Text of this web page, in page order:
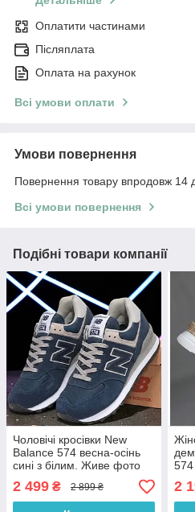
Оплатити частинами
Післяплата
Оплата на рахунок
Всі умови оплати
Умови повернення
Повернення товару впродовж 14
Всі умови повернення
Подібні товари компанії
Чоловічі кросівки New
Balance 574 весна-осінь
сині з білим. Живе фото
2 499 ₴ 2 899 ₴
574
2